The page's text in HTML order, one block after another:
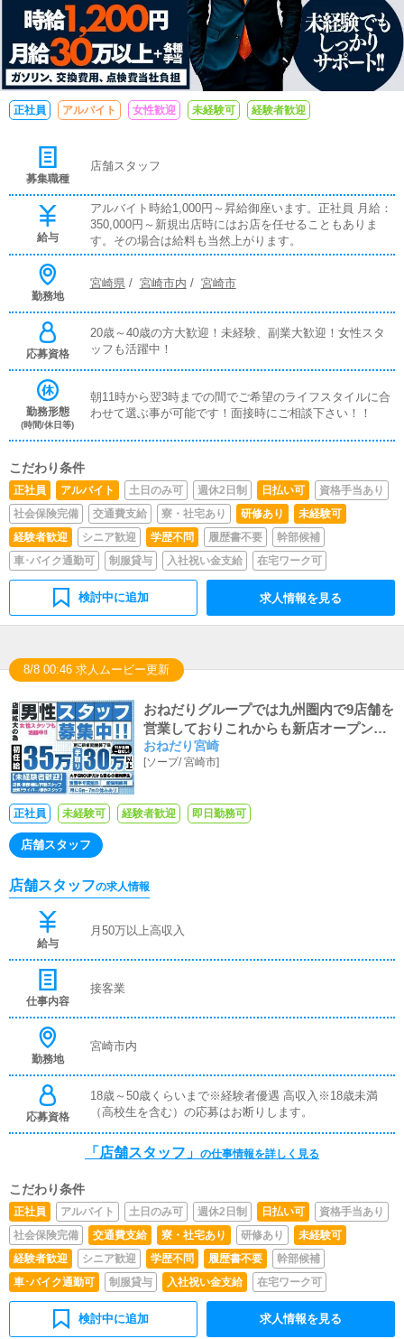
正社員 アルバイト 女性歓迎 未経験可 経験者歓迎
募集職種
店舗スタッフ
給与
アルバイト時給1,000円～昇給御座います。正社員 月給：
350,000円～新規出店時にはお店を任せることもありま
す。その場合は給料も当然上がります。
勤務地
宮崎県/ 宮崎市内 / 宮崎市
応募資格
20歳～40歳の方大歓迎！未経験、副業大歓迎！女性スタ
ッフも活躍中！
勤務形態
(時間/休日等)
朝11時から翌3時までの間でご希望のライフスタイルに合
わせて選ぶ事が可能です！面接時にご相談下さい！！
こだわり条件
正社員 アルバイト 土日のみ可 週休2日制 日払い可
資格手当あり
社会保険完備
交通費支給 寮・社宅あり 研修あり
未経験可
経験者歓迎
シニア歓迎 学歴不問 履歴書不要
幹部候補
車･バイク通勤可
制服貸与 入社祝い金支給 在宅ワーク可
検討中に追加 求人情報を見る
8/8 00:46 求人ムービー更新
おねだりグループでは九州圏内で9店舗を
営業しておりこれからも新店オープン予
定です。家具家電付きの寮完備。寮費半
年間無料
おねだり宮崎
[ソープ/宮崎市]
正社員 未経験可 経験者歓迎 即日勤務可
店舗スタッフ
店舗スタッフの求人情報
給与
月50万以上高収入
仕事内容
接客業
勤務地
宮崎市内
応募資格
18歳～50歳くらいまで※経験者優遇 高収入※18歳未満
（高校生を含む）の応募はお断りします。
「店舗スタッフ」 の仕事情報を詳しく見る
こだわり条件
正社員 アルバイト 土日のみ可 週休2日制 日払い可
資格手当あり
社会保険完備
交通費支給 寮・社宅あり 研修あり
未経験可
経験者歓迎
シニア歓迎 学歴不問 履歴書不要
幹部候補
車･バイク通勤可
制服貸与 入社祝い金支給 在宅ワーク可
検討中に追加 求人情報を見る